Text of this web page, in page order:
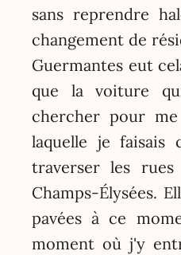
sans reprendre
changement de
Guermantes eut
que la voiture
chercher pour
laquelle je faisais
traverser les
Champs-Élysées.
pavées à ce
moment où j'y